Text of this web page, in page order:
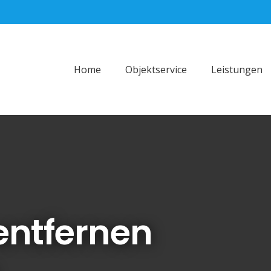
Home Objektservice Leistungen